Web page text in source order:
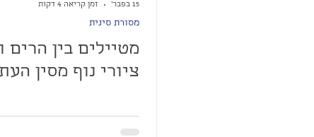
15 בפבר׳ זמן קריאה 4 דקות
מסורת סינית
ציורי נוף מסין